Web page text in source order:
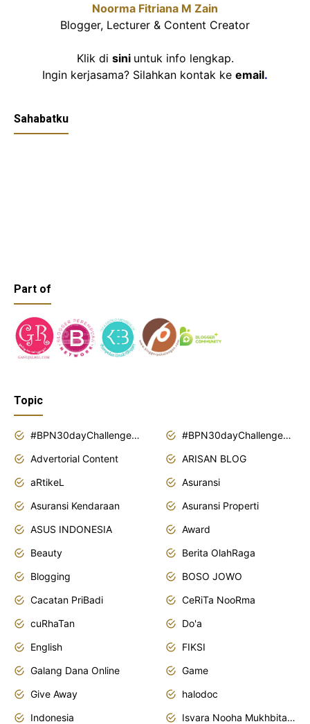
Noorma Fitriana M Zain
Blogger, Lecturer & Content Creator
Klik di sini untuk info lengkap.
Ingin kerjasama? Silahkan kontak ke email.
Sahabatku
Part of
Topic
#BPN30dayChallenge2018
#BPN30dayChallenge2019
Advertorial Content
ARISAN BLOG
aRtikeL
Asuransi
Asuransi Kendaraan
Asuransi Properti
ASUS INDONESIA
Award
Beauty
Berita OlahRaga
Blogging
BOSO JOWO
Cacatan PriBadi
CeRiTa NooRma
cuRhaTan
Do'a
English
FIKSI
Galang Dana Online
Game
Give Away
halodoc
Indonesia
Isvara Nooha Mukhbita Zain